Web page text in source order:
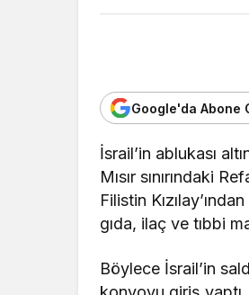
Google'da Abone
İsrail’in ablukası
Mısır sınırındaki
Filistin
gıda, ilaç ve tıbbi
Böylece İsrail’in